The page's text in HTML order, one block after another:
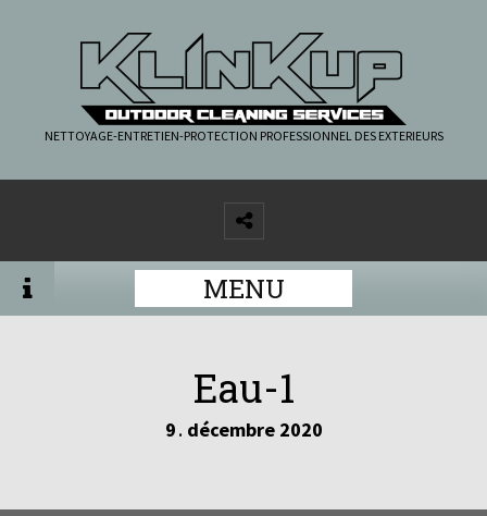
NETTOYAGE-ENTRETIEN-PROTECTION PROFESSIONNEL DES EXTERIEURS
MENU
Eau-1
9 . décembre 2020